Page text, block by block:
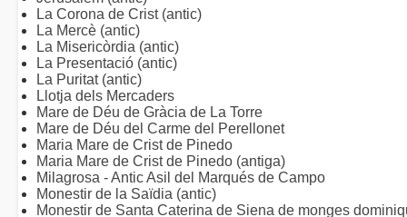
La Corona de Crist (antic)
La Mercè (antic)
La Misericòrdia (antic)
La Presentació (antic)
La Puritat (antic)
Llotja dels Mercaders
Mare de Déu de Gràcia de La Torre
Mare de Déu del Carme del Perellonet
Maria Mare de Crist de Pinedo
Maria Mare de Crist de Pinedo (antiga)
Milagrosa - Antic Asil del Marqués de Campo
Monestir de la Saïdia (antic)
Monestir de Santa Caterina de Siena de monges